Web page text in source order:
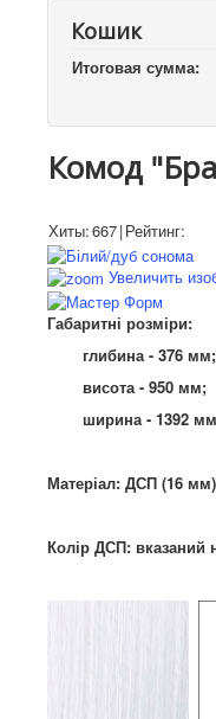
Кошик
Итоговая сумма:
Комод
Хиты:667|Рейтинг:
Увеличить
Габаритні розміри:
глибина - 376 мм;
висота - 950 мм;
ширина - 1392
Матеріал: ДСП (16
Колір ДСП: вказаний